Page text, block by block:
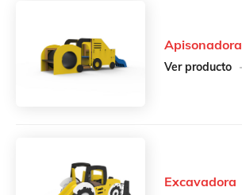
Apisonadora
Ver producto
Excavadora